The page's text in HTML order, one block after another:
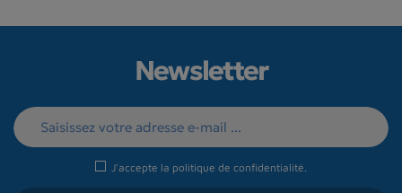
Newsletter
J'accepte la politique de confidentialité